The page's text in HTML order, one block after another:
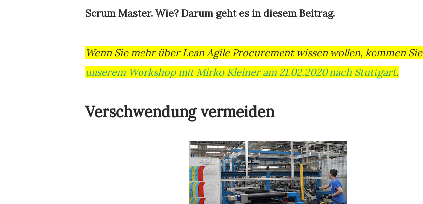
Scrum Master. Wie? Darum geht es in diesem Beitrag.
Wenn Sie mehr über Lean Agile Procurement wissen wollen, kommen Sie
unserem Workshop mit Mirko Kleiner am 21.02.2020 nach Stuttgart.
Verschwendung vermeiden